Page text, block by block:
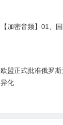
【加密音频】01、
欧盟正式批准俄罗
异化